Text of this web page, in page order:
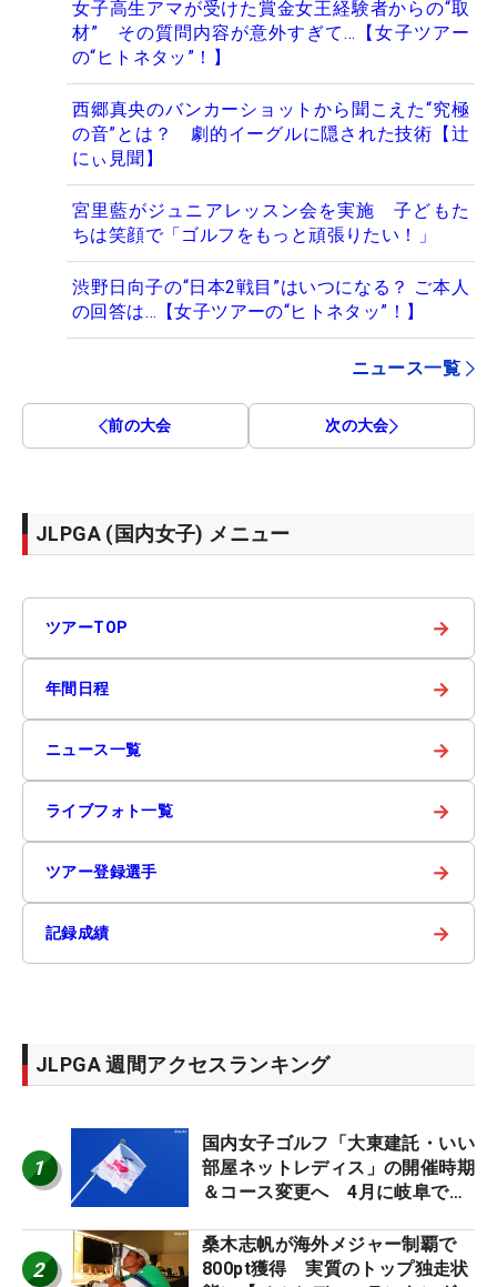
女子高生アマが受けた賞金女王経験者からの“取
材” その質問内容が意外すぎて…【女子ツアー
の“ヒトネタッ”！】
西郷真央のバンカーショットから聞こえた“究極
の音”とは？ 劇的イーグルに隠された技術【辻
にぃ見聞】
宮里藍がジュニアレッスン会を実施 子どもた
ちは笑顔で「ゴルフをもっと頑張りたい！」
渋野日向子の“日本2戦目”はいつになる？ ご本人
の回答は…【女子ツアーの“ヒトネタッ”！】
ニュース一覧
前の大会 次の大会
JLPGA (国内女子) メニュー
ツアーTOP →
年間日程 →
ニュース一覧 →
ライブフォト一覧 →
ツアー登録選手 →
記録成績 →
JLPGA 週間アクセスランキング
1
国内女子ゴルフ「大東建託・いい
部屋ネットレディス」の開催時期
＆コース変更へ 4月に岐阜で開
2
桑木志帆が海外メジャー制覇で
800pt獲得 実質のトップ独走状